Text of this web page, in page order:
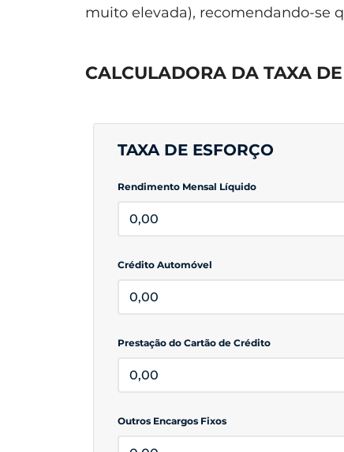
muito elevada), recomendando-se
CALCULADORA DA TAXA
TAXA DE ESFORÇO
Rendimento Mensal Líquido
Crédito Automóvel
Prestação do Cartão de Crédito
Outros Encargos Fixos